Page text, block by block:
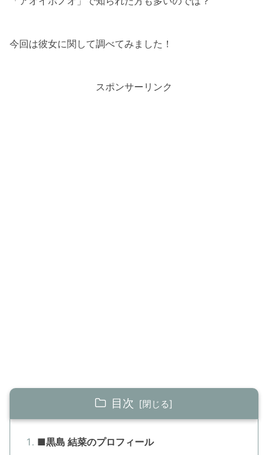
今回は彼女に関して調べてみました！
スポンサーリンク
目次
■黒島 結菜のプロフィール